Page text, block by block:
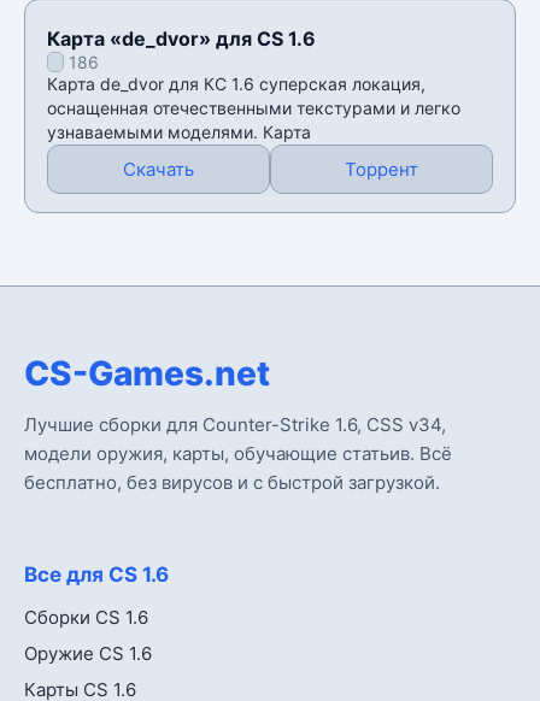
Карта «de_dvor» для CS 1.6
186
Карта de_dvor для КС 1.6 суперская локация,
оснащенная отечественными текстурами и легко
узнаваемыми моделями. Карта
Скачать Торрент
CS-Games.net
Лучшие сборки для Counter-Strike 1.6, CSS v34,
модели оружия, карты, обучающие статьив. Всё
бесплатно, без вирусов и с быстрой загрузкой.
Все для CS 1.6
Сборки CS 1.6
Оружие CS 1.6
Карты CS 1.6